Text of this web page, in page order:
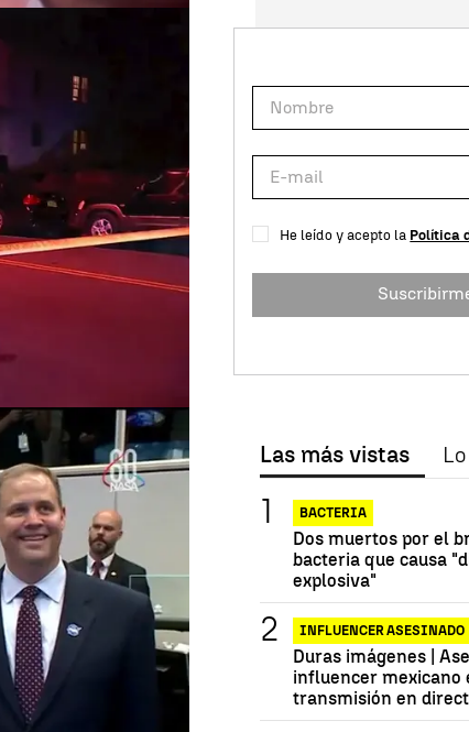
|
en un tiroteo en Nueva York
en Venezuela
en
por el
hacia jóvenes en
Según AI, en 2016,
entre 15 y 30 años.
soñado” desde
con los
los que ha
espacial de
de la Estación Espacial
Internacional |antena3.com
que ha
los
Ivanka Trump noticias internacionales
He leído y acepto la Política
Las más vistas
BACTERIA
Dos muertos por el
bacteria que causa
explosiva"
INFLUENCER ASESINADO
Duras imágenes |
influencer mexicano
transmisión en